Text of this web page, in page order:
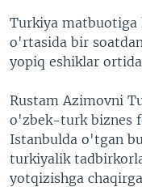
Turkiya matbuotiga
o'rtasida bir
yopiq eshiklar
Rustam Azimovni
o'zbek-turk biznes
Istanbulda o'tgan
turkiyalik
yotqizishga